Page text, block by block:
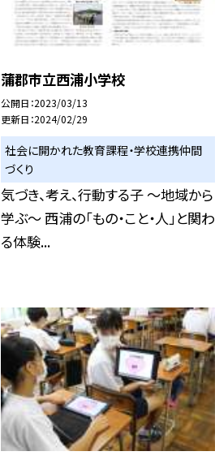
蒲郡市立西浦小学校
公開日 2023/03/13
更新日 2024/02/29
社会に開かれた教育課程・学校連携仲間
づくり
気づき、考え、行動する子 〜地域から
学ぶ〜 西浦の「もの・こと・人」と関わ
る体験...